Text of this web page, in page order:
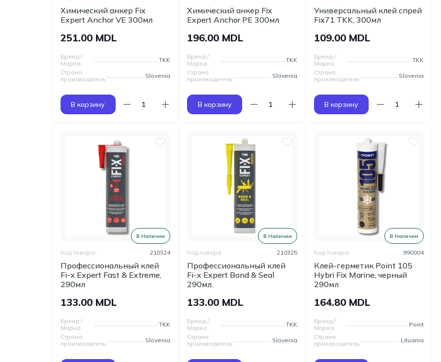
Химический анкер Fix
Expert Anchor VE 300мл
251.00 MDL
Бренд /
Марка
TKK
Страна
производитель
Slovenia
В корзину
Химический анкер Fix
Expert Anchor PE 300мл
196.00 MDL
Бренд /
Марка
TKK
Страна
производитель
Slovenia
В корзину
Универсальный клей спрей
Fix71 TKK, 300мл
109.00 MDL
Бренд /
Марка
TKK
Страна
производитель
Slovenia
В корзину
В Наличии
Профессиональный клей
Fi-x Expert Fast & Extreme,
290мл
Код товара: 210324
133.00 MDL
Бренд /
Марка
TKK
Страна
производитель
Slovenia
В Наличии
Профессиональный клей
Fi-x Expert Bond & Seal
290мл.
Код товара: 210325
133.00 MDL
Бренд /
Марка
TKK
Страна
производитель
Slovenia
В Наличии
Клей-герметик Point 105
Hybri Fix Marine, черный
290мл
Код товара: 990004
164.80 MDL
Бренд /
Марка
Point
Страна
производитель
Lituania